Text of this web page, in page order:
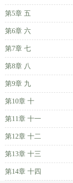
第5章 五
第6章 六
第7章 七
第8章 八
第9章 九
第10章 十
第11章 十一
第12章 十二
第13章 十三
第14章 十四